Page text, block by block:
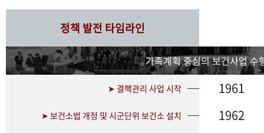
정책 발전 타임라인
가족계획 중심의 보건사업 수
➤ 결핵관리 사업 시작 1961
➤ 보건소법 개정 및 시군단위 보건소 설치 1962